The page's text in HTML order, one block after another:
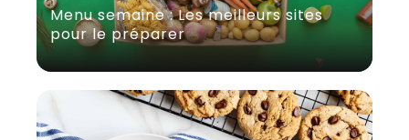
Menu semaine : Les meilleurs sites
pour le préparer